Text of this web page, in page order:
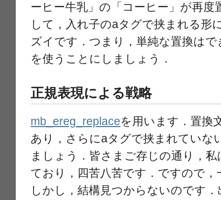
ーヒー牛乳」の「コーヒー」が再度
して，入れ子のaタグで挟まれる形
ズイです．つまり，単純な置換は
を使うことにしましょう．
正規表現による戦略
mb_ereg_replaceを用います．置換
あり，さらにaタグで挟まれていな
ましょう．皆さまご存じの通り，
ており，四苦八苦です．ですので
しかし，結構見つからないのです